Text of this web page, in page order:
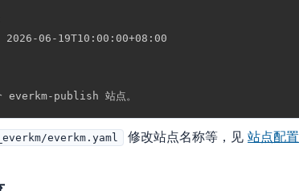
06-19T10:00:00+08:00
everkm.yaml 修改站点名称等，见站点配置